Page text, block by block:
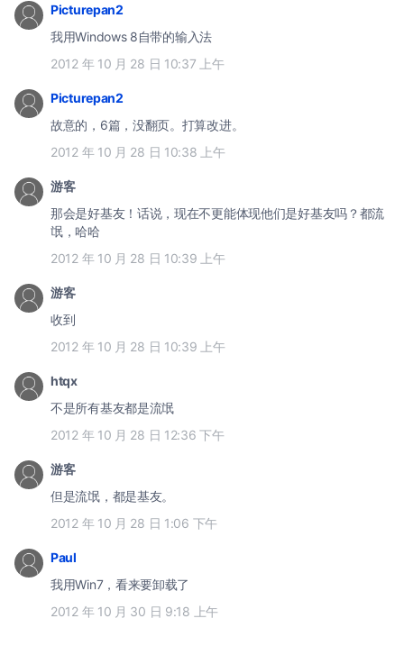
Picturepan2
我用Windows 8自带的输入法
2012 年 10 月 28 日 10:37 上午
Picturepan2
故意的，6篇，没翻页。打算改进。
2012 年 10 月 28 日 10:38 上午
游客
那会是好基友！话说，现在不更能体现他们是好基友吗？都流
氓，哈哈
2012 年 10 月 28 日 10:39 上午
游客
收到
2012 年 10 月 28 日 10:39 上午
htqx
不是所有基友都是流氓
2012 年 10 月 28 日 12:36 下午
游客
但是流氓，都是基友。
2012 年 10 月 28 日 1:06 下午
Paul
我用Win7，看来要卸载了
2012 年 10 月 30 日 9:18 上午